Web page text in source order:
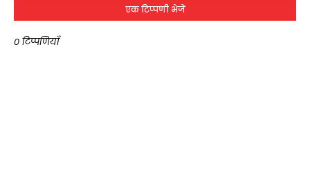
एक टिप्पणी भेजें
0 टिप्पणियाँ